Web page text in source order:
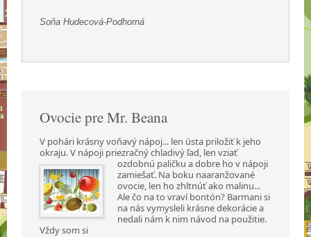
Soňa Hudecová-Podhorná
Ovocie pre Mr. Beana
V pohári krásny voňavý nápoj... len ústa priložiť k jeho
okraju. V nápoji priezračný chladivý ľad, len vziať
ozdobnú paličku a dobre ho v nápoji
zamiešať. Na boku naaranžované
ovocie, len ho zhltnúť ako malinu...
Ale čo na to vraví bontón? Barmani si
na nás vymysleli krásne dekorácie a
nedali nám k nim návod na použitie.
Vždy som si